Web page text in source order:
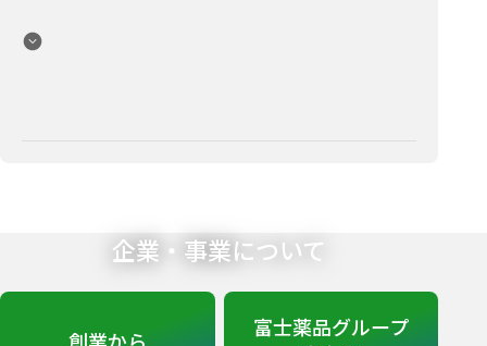
企業・事業について
創業から
富士薬品グループ